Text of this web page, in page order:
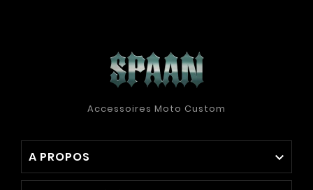
Accessoires Moto Custom
A PROPOS 